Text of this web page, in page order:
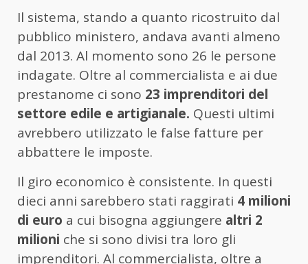
Il sistema, stando a quanto ricostruito dal
pubblico ministero, andava avanti almeno
dal 2013. Al momento sono 26 le persone
indagate. Oltre al commercialista e ai due
prestanome ci sono 23 imprenditori del
settore edile e artigianale. Questi ultimi
avrebbero utilizzato le false fatture per
abbattere le imposte.
Il giro economico è consistente. In questi
dieci anni sarebbero stati raggirati 4 milioni
di euro a cui bisogna aggiungere altri 2
milioni che si sono divisi tra loro gli
imprenditori. Al commercialista, oltre a